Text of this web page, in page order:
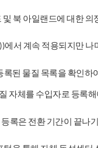
및 북 아일랜드에 대한 의
에서 계속 적용되지만 나
록된 물질 목록을 확인하
자체를 수입자로 등록해
등록은 전환 기간이 끝나기